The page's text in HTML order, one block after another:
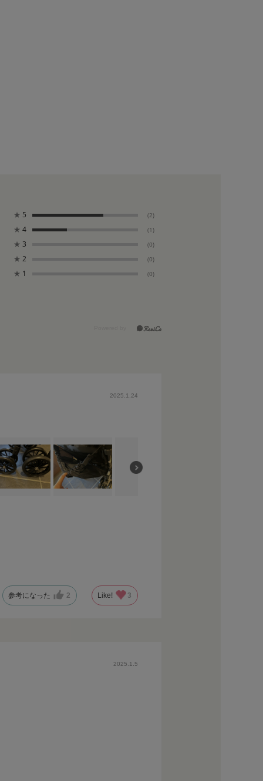
★ 5 (2)
★ 4 (1)
★ 3 (0)
★ 2 (0)
★ 1 (0)
2025.1.24
参考になった 2 Like! 3
2025.1.5